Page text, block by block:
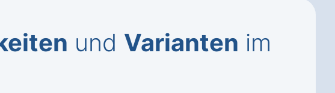
und Varianten im